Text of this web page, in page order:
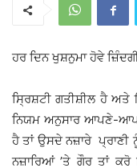
ਹਰ ਦਿਨ ਖੁਸ਼ਨੁਮਾ ਹੋਵੇ
ਸ੍ਰਿਸ਼ਟੀ ਗਤੀਸ਼ੀਲ ਹੈ
ਨਿਯਮ ਅਨੁਸਾਰ ਆਪਣੇ-ਆਪ
ਹੈ ਤਾਂ ਉਸਦੇ ਨਜ਼ਾਰੇ ਪ੍ਰਾਣੀ
ਨਜ਼ਾਰਿਆਂ ’ਤੇ ਗੌਰ ਤਾਂ